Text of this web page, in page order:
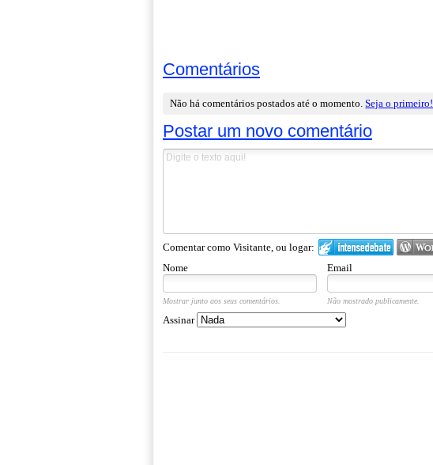
Comentários
Não há comentários postados até o momento.Seja o primeiro!
Postar um novo comentário
Comentar como Visitante, ou logar:
Nome Email
Mostrar junto aos seus comentários. Não mostrado publicamente.
Assinar